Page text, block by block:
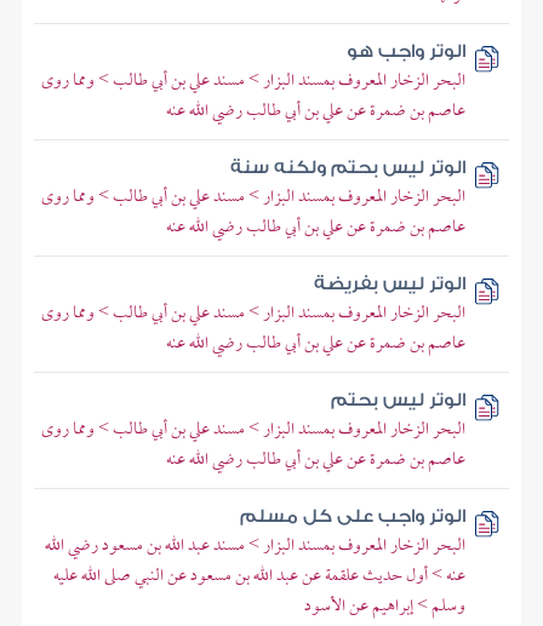
الوتر واجب هو
البحر الزخار المعروف بمسند البزار > مسند علي بن أبي طالب > ومما روى
عاصم بن ضمرة عن علي بن أبي طالب رضي الله عنه
الوتر ليس بحتم ولكنه سنة
البحر الزخار المعروف بمسند البزار > مسند علي بن أبي طالب > ومما روى
عاصم بن ضمرة عن علي بن أبي طالب رضي الله عنه
الوتر ليس بفريضة
البحر الزخار المعروف بمسند البزار > مسند علي بن أبي طالب > ومما روى
عاصم بن ضمرة عن علي بن أبي طالب رضي الله عنه
الوتر ليس بحتم
البحر الزخار المعروف بمسند البزار > مسند علي بن أبي طالب > ومما روى
عاصم بن ضمرة عن علي بن أبي طالب رضي الله عنه
الوتر واجب على كل مسلم
البحر الزخار المعروف بمسند البزار > مسند عبد الله بن مسعود رضي الله
عنه > أول حديث علقمة عن عبد الله بن مسعود عن النبي صلى الله عليه
وسلم > إبراهيم عن الأسود